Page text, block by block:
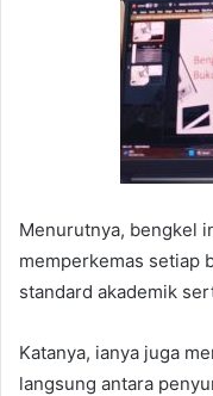
Menurutnya, bengkel
memperkemas setiap
standard akademik
Katanya, ianya juga
langsung antara